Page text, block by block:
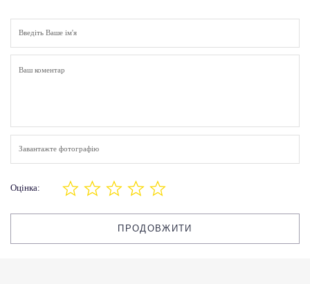
Завантажте фотографію
Оцінка:
ПРОДОВЖИТИ